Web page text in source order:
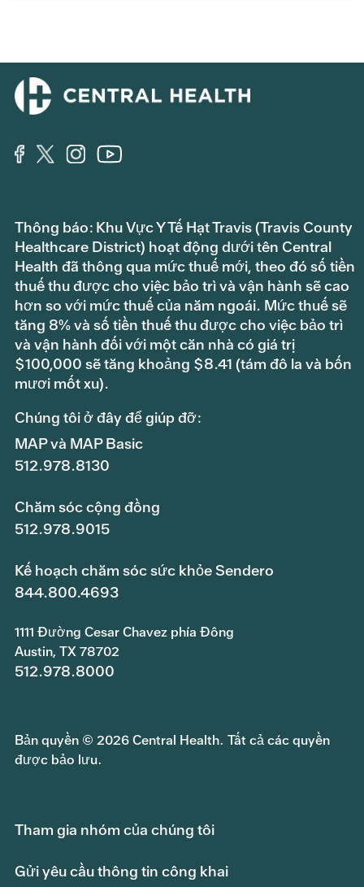
Thông báo: Khu Vực Y Tế Hạt Travis (Travis County
Healthcare District) hoạt động dưới tên Central
Health đã thông qua mức thuế mới, theo đó số tiền
thuế thu được cho việc bảo trì và vận hành sẽ cao
hơn so với mức thuế của năm ngoái. Mức thuế sẽ
tăng 8% và số tiền thuế thu được cho việc bảo trì
và vận hành đối với một căn nhà có giá trị
$100,000 sẽ tăng khoảng $8.41 (tám đô la và bốn
mươi mốt xu).
Chúng tôi ở đây để giúp đỡ:
MAP và MAP Basic
512.978.8130
Chăm sóc cộng đồng
512.978.9015
Kế hoạch chăm sóc sức khỏe Sendero
844.800.4693
1111 Đường Cesar Chavez phía Đông
Austin, TX 78702
512.978.8000
Bản quyền © 2026 Central Health. Tất cả các quyền
được bảo lưu.
Tham gia nhóm của chúng tôi
Gửi yêu cầu thông tin công khai